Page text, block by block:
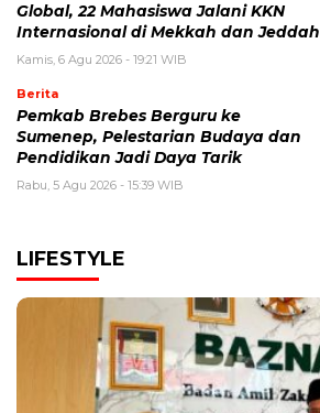
Global, 22 Mahasiswa Jalani KKN
Internasional di Mekkah dan Jeddah
Kamis, 6 Agu 2026 - 19:21 WIB
Berita
Pemkab Brebes Berguru ke
Sumenep, Pelestarian Budaya dan
Pendidikan Jadi Daya Tarik
Rabu, 5 Agu 2026 - 15:39 WIB
LIFESTYLE